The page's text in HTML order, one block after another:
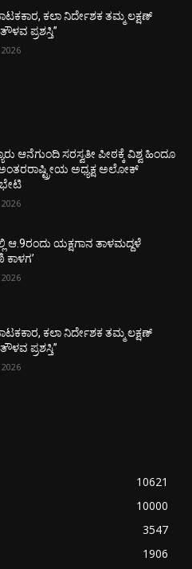
ಕಲಾ ನಿರ್ದೇಶಕ ತಮ್ಮ ಲಕ್ಷಣ್
ಪ್ರಶಸ್ತಿ”
ಆನೆಗುಂದಿ ಸರಸ್ವತೀ ಪೀಠಕ್ಕೆ ವಿಶ್ವ ಹಿಂದೂ
ಅಧ್ಯಕ್ಷ ಅಲೋಕ್
ಆ.9ರಂದು ಯಕ್ಷಗಾನ ತಾಳಮದ್ದಳೆ
ಕಲಾ ನಿರ್ದೇಶಕ ತಮ್ಮ ಲಕ್ಷಣ್
ಪ್ರಶಸ್ತಿ”
10621
10000
3547
1906